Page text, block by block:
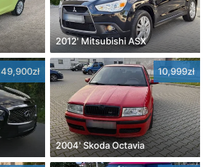
2012' Mitsubishi ASX
49,900zł 10,999zł
2004' Skoda Octavia